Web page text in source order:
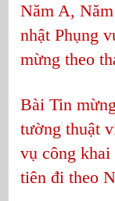
Năm A,
nhật Phụng
mừng theo
Bài Tin
tường thuật
vụ công khai
tiên đi theo